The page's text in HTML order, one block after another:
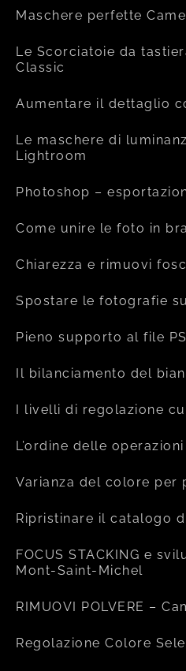
Maschere perfette
Le Scorciatoie da
Classic
Aumentare il dettaglio
Le maschere di
Lightroom
Photoshop –
Come unire le foto in
Chiarezza e rimuovi
Spostare le fotografie
Pieno supporto al file
Il bilanciamento del
I livelli di regolazione
L’ordine delle
Varianza del colore per
Ripristinare il catalogo
FOCUS STACKING e
Mont-Saint-Michel
RIMUOVI POLVERE –
Regolazione Colore